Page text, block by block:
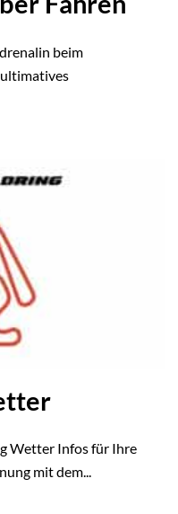
beim
Wetter Infos für Ihre
mit dem...